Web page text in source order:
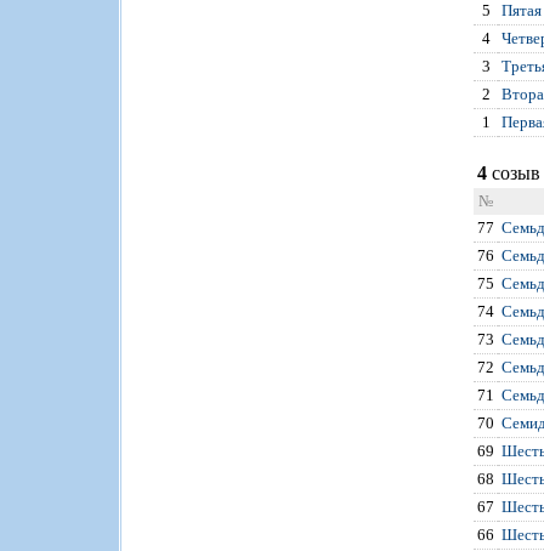
5
4
3
2
1
4
№
77
76
75
74
73
72
71
70
69
68
67
66